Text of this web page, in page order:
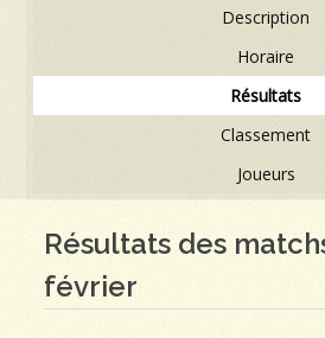
Description
Horaire
Résultats
Classement
Joueurs
Résultats des
février